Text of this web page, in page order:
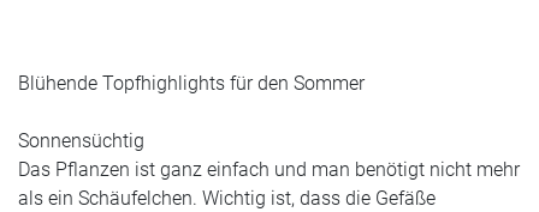
Blühende Topfhighlights für den Sommer
Sonnensüchtig
Das Pflanzen ist ganz einfach und man benötigt nicht mehr
als ein Schäufelchen. Wichtig ist, dass die Gefäße